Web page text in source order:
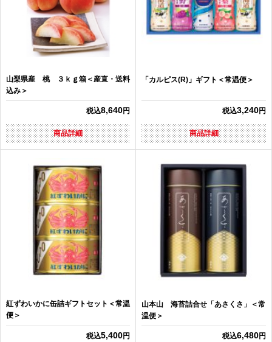
山梨県産 桃 ３ｋｇ箱＜産直・送料
込み＞
税込8,640円
商品詳細
「カルピス(R)」ギフト＜常温便＞
税込3,240円
商品詳細
紅ずわいかに缶詰ギフトセット＜常温
便＞
税込5,400円
山本山 海苔詰合せ「あさくさ」＜常
温便＞
税込6,480円